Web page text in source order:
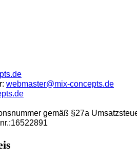
webmaster@mix-concepts.de
gemäß §27a